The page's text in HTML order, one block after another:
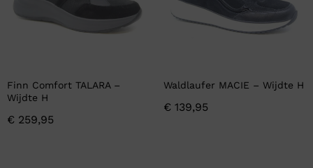
Finn Comfort TALARA –
Wijdte H
€ 259,95
Waldlaufer MACIE – Wijdte H
€ 139,95